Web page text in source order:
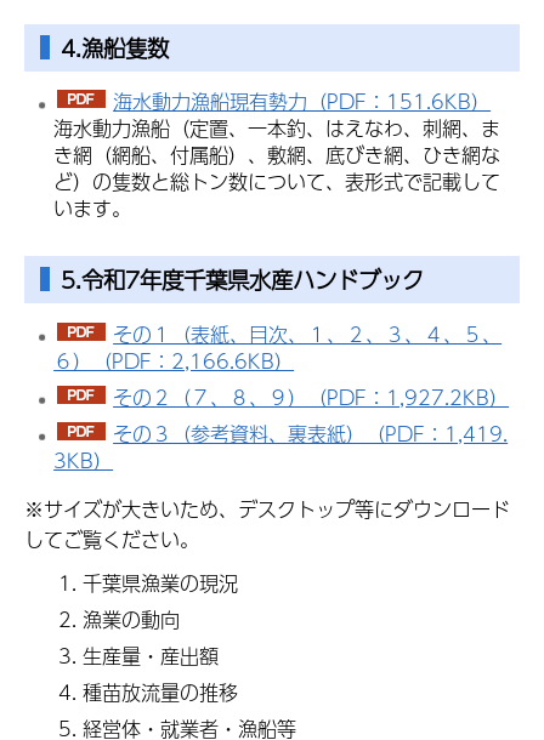
4.漁船隻数
海水動力漁船現有勢力（PDF：151.6KB）
海水動力漁船（定置、一本釣、はえなわ、刺網、ま
き網（網船、付属船）、敷網、底びき網、ひき網な
ど）の隻数と総トン数について、表形式で記載して
います。
5.令和7年度千葉県水産ハンドブック
その１（表紙、目次、１、２、３、４、５、
６）（PDF：2,166.6KB）
その２（７、８、９）（PDF：1,927.2KB）
その３（参考資料、裏表紙）（PDF：1,419.
3KB）
※サイズが大きいため、デスクトップ等にダウンロード
してご覧ください。
千葉県漁業の現況
漁業の動向
生産量・産出額
種苗放流量の推移
経営体・就業者・漁船等